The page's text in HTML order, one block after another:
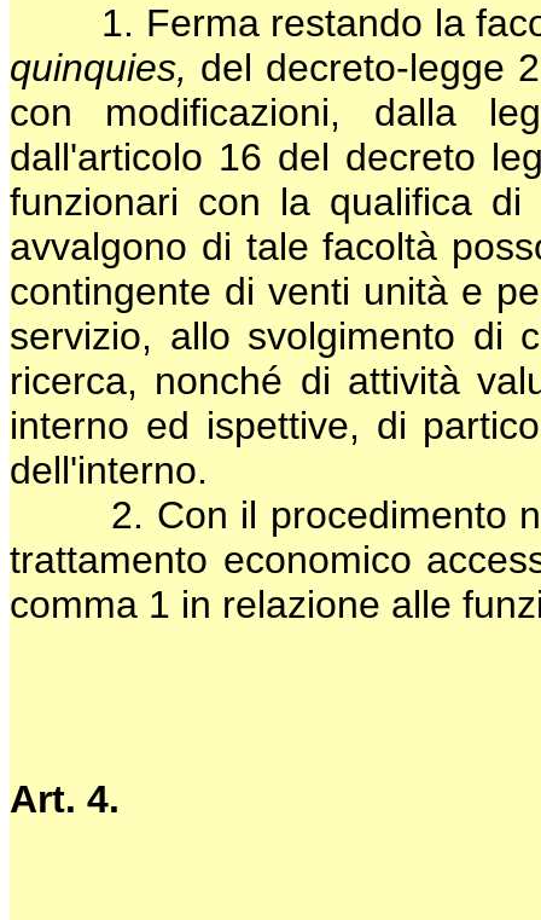
1. Ferma restando la
quinquies, del decreto-legge
con modificazioni, dalla
dall'articolo 16 del decreto
funzionari con la qualifica
avvalgono di tale facoltà
contingente di venti unità e
servizio, allo svolgimento di
ricerca, nonché di attività
interno ed ispettive, di
dell'interno.
2. Con il procedimento
trattamento economico
comma 1 in relazione alle
Art. 4.